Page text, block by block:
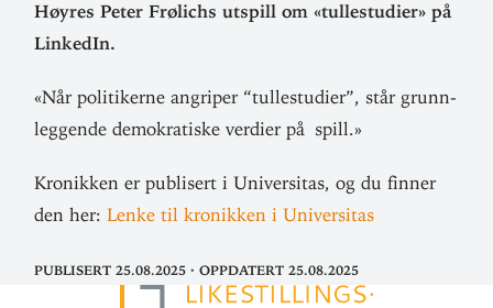
Høyres Peter Frø­lichs utspill om «tul­le­studier» på
LinkedIn.
«Når poli­ti­kerne angriper “tul­le­studier”, står grunn­
leg­gende demo­kra­tiske verdier på spill.»
Kro­nikken er pub­lisert i Uni­ver­sitas, og du finner
den her:Lenke til kro­nikken i Universitas
Publisert 25.08.2025· Oppdatert 25.08.2025